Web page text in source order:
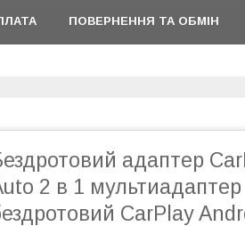
ПОВЕРНЕННЯ ТА ОБМІН
адаптер
2 в 1
CarPlay